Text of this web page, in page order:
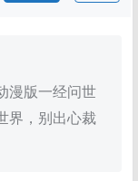
漫版一经问世
界，别出心裁